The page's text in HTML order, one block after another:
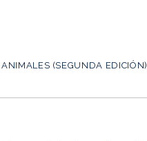
(SEGUNDA EDICIÓN)